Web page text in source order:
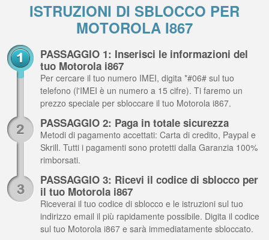
ISTRUZIONI DI SBLOCCO PER
MOTOROLA I867
PASSAGGIO 1: Inserisci le informazioni del
tuo Motorola i867
Per cercare il tuo numero IMEI, digita *#06# sul tuo
telefono (l'IMEI è un numero a 15 cifre). Ti faremo un
prezzo speciale per sbloccare il tuo Motorola i867.
PASSAGGIO 2: Paga in totale sicurezza
Metodi di pagamento accettati: Carta di credito, Paypal e
Skrill. Tutti i pagamenti sono protetti dalla Garanzia 100%
rimborsati.
PASSAGGIO 3: Ricevi il codice di sblocco per
il tuo Motorola i867
Riceverai il tuo codice di sblocco e le istruzioni sul tuo
indirizzo email il più rapidamente possibile. Digita il codice
sul tuo Motorola i867 e sarà immediatamente sbloccato.